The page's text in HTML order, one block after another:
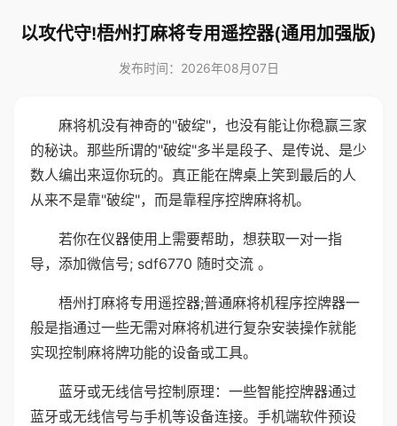
以攻代守!梧州打麻将专用遥控器(通用加强版)
发布时间：2026年08月07日
麻将机没有神奇的"破绽"，也没有能让你稳赢三家
的秘诀。那些所谓的"破绽"多半是段子、是传说、是少
数人编出来逗你玩的。真正能在牌桌上笑到最后的人
从来不是靠"破绽"，而是靠程序控牌麻将机。
若你在仪器使用上需要帮助，想获取一对一指
导，添加微信号; sdf6770 随时交流 。
梧州打麻将专用遥控器;普通麻将机程序控牌器一
般是指通过一些无需对麻将机进行复杂安装操作就能
实现控制麻将牌功能的设备或工具。
蓝牙或无线信号控制原理：一些智能控牌器通过
蓝牙或无线信号与手机等设备连接。手机端软件预设